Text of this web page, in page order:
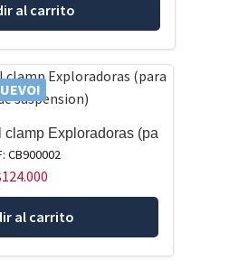
al carrito
clamp Exploradoras (pa
CB900002
124.000
al carrito